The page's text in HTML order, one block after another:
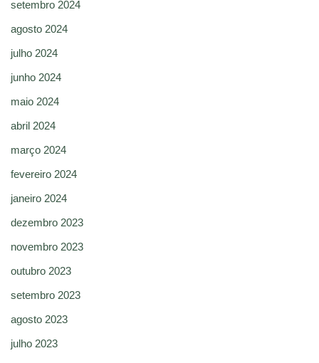
setembro 2024
agosto 2024
julho 2024
junho 2024
maio 2024
abril 2024
março 2024
fevereiro 2024
janeiro 2024
dezembro 2023
novembro 2023
outubro 2023
setembro 2023
agosto 2023
julho 2023